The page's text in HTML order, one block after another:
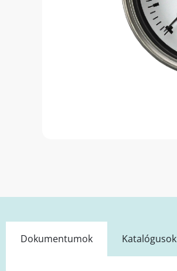
Dokumentumok Katalógusok